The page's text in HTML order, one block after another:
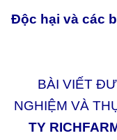
Độc hại và các
BÀI VIẾT
NGHIỆM VÀ
TY